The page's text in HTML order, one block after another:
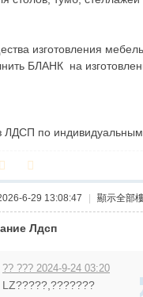
изготовления
БЛАНК на
ЛДСП по
6-29 13:08:47 顯示全部
Лдсп
?? ??? 2024-9-24 03:20
LZ?????,???????